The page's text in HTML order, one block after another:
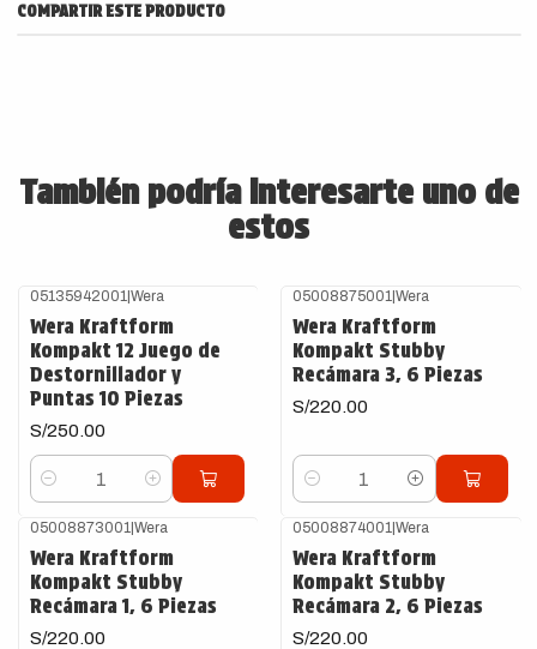
COMPARTIR ESTE PRODUCTO
También podría interesarte uno de
estos
05135942001 |Wera
Wera Kraftform
Kompakt 12 Juego de
Destornillador y
Puntas 10 Piezas
S/250.00
Cantidad
05008875001 |Wera
Wera Kraftform
Kompakt Stubby
Recámara 3, 6 Piezas
S/220.00
Cantidad
05008873001 |Wera
Wera Kraftform
Kompakt Stubby
Recámara 1, 6 Piezas
S/220.00
05008874001 |Wera
Wera Kraftform
Kompakt Stubby
Recámara 2, 6 Piezas
S/220.00